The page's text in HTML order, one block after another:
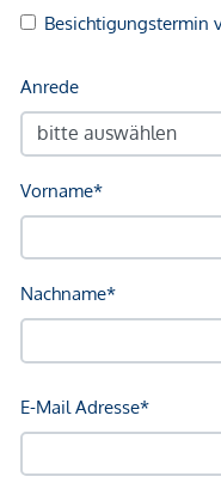
Apotheke <250m
Krankenhaus <1.250m
Kinder & Schulen
Schule <500m
Kindergarten <500m
Supermarkt <250m
Einkaufszentrum <1.750m
Sonstige